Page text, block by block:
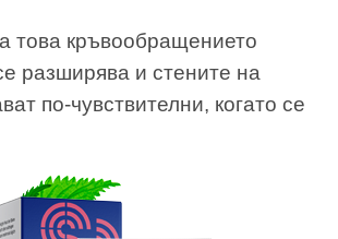
това кръвообращението
разширява и стените на
по-чувствителни, когато се